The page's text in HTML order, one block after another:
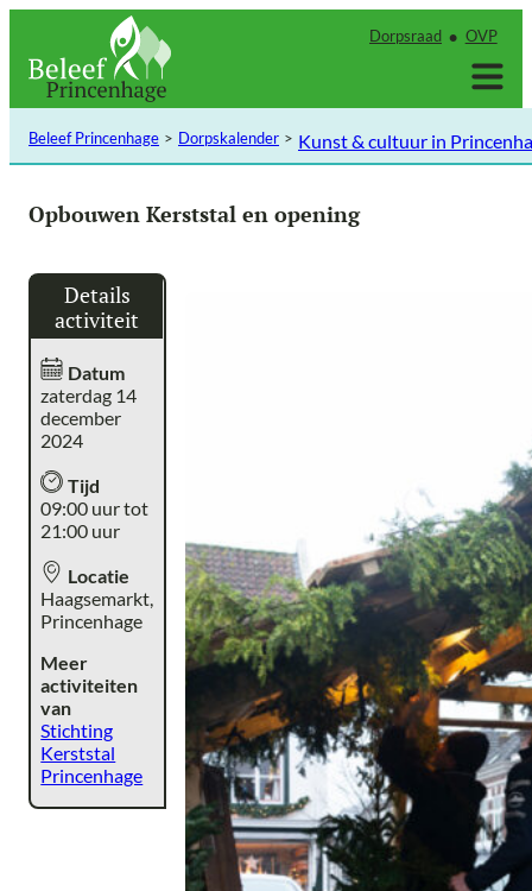
inhoud
Dorpsraad OVP
Beleef Princenhage Dorpskalender Kunst & cultuur in
Opbouwen Kerststal en opening
Details
activiteit
Datum
zaterdag 14
december
2024
Tijd
09:00 uur tot
21:00 uur
Locatie
Haagsemarkt,
Princenhage
Meer
activiteiten
van
Stichting
Kerststal
Princenhage